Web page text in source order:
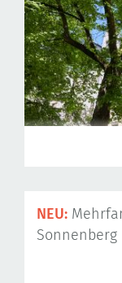
NEU:
Sonnenberg